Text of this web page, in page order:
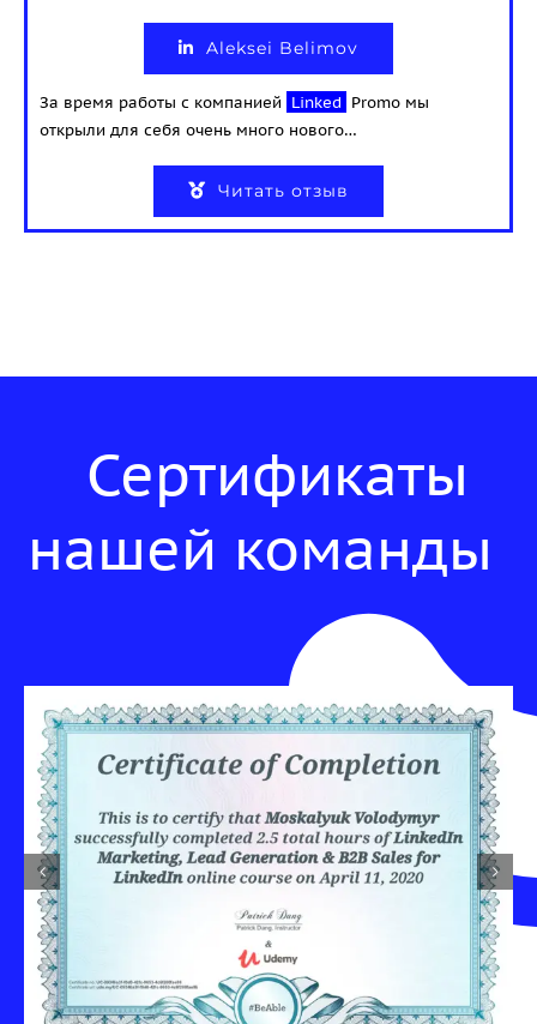
Aleksei Belimov
За время работы с компанией Linked Promo мы
открыли для себя очень много нового…
Читать отзыв
Сертификаты
нашей команды